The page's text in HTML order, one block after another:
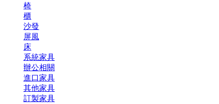
椅
櫃
沙發
屏風
床
系統家具
辦公相關
進口家具
其他家具
訂製家具